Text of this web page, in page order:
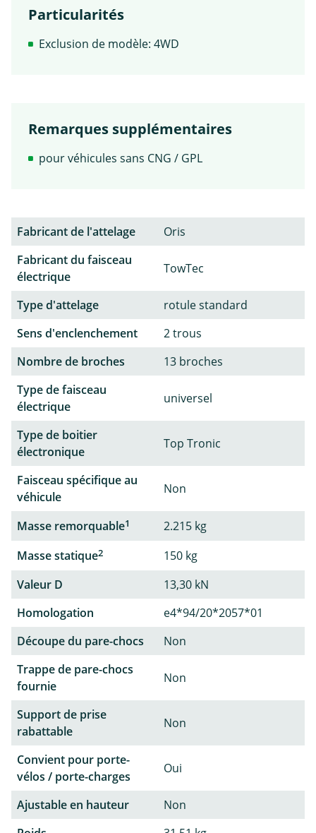
Particularités
Exclusion de modèle: 4WD
Remarques supplémentaires
pour véhicules sans CNG / GPL
Fabricant de l'attelage
Oris
Fabricant du faisceau
électrique
TowTec
Type d'attelage
rotule standard
Sens d'enclenchement
2 trous
Nombre de broches
13 broches
Type de faisceau
électrique
universel
Type de boitier
électronique
Top Tronic
Faisceau spécifique au
véhicule
Non
Masse remorquable1
2.215 kg
Masse statique2
150 kg
Valeur D
13,30 kN
Homologation
e4*94/20*2057*01
Découpe du pare-chocs
Non
Trappe de pare-chocs
fournie
Non
Support de prise
rabattable
Non
Convient pour porte-
vélos / porte-charges
Oui
Ajustable en hauteur
Non